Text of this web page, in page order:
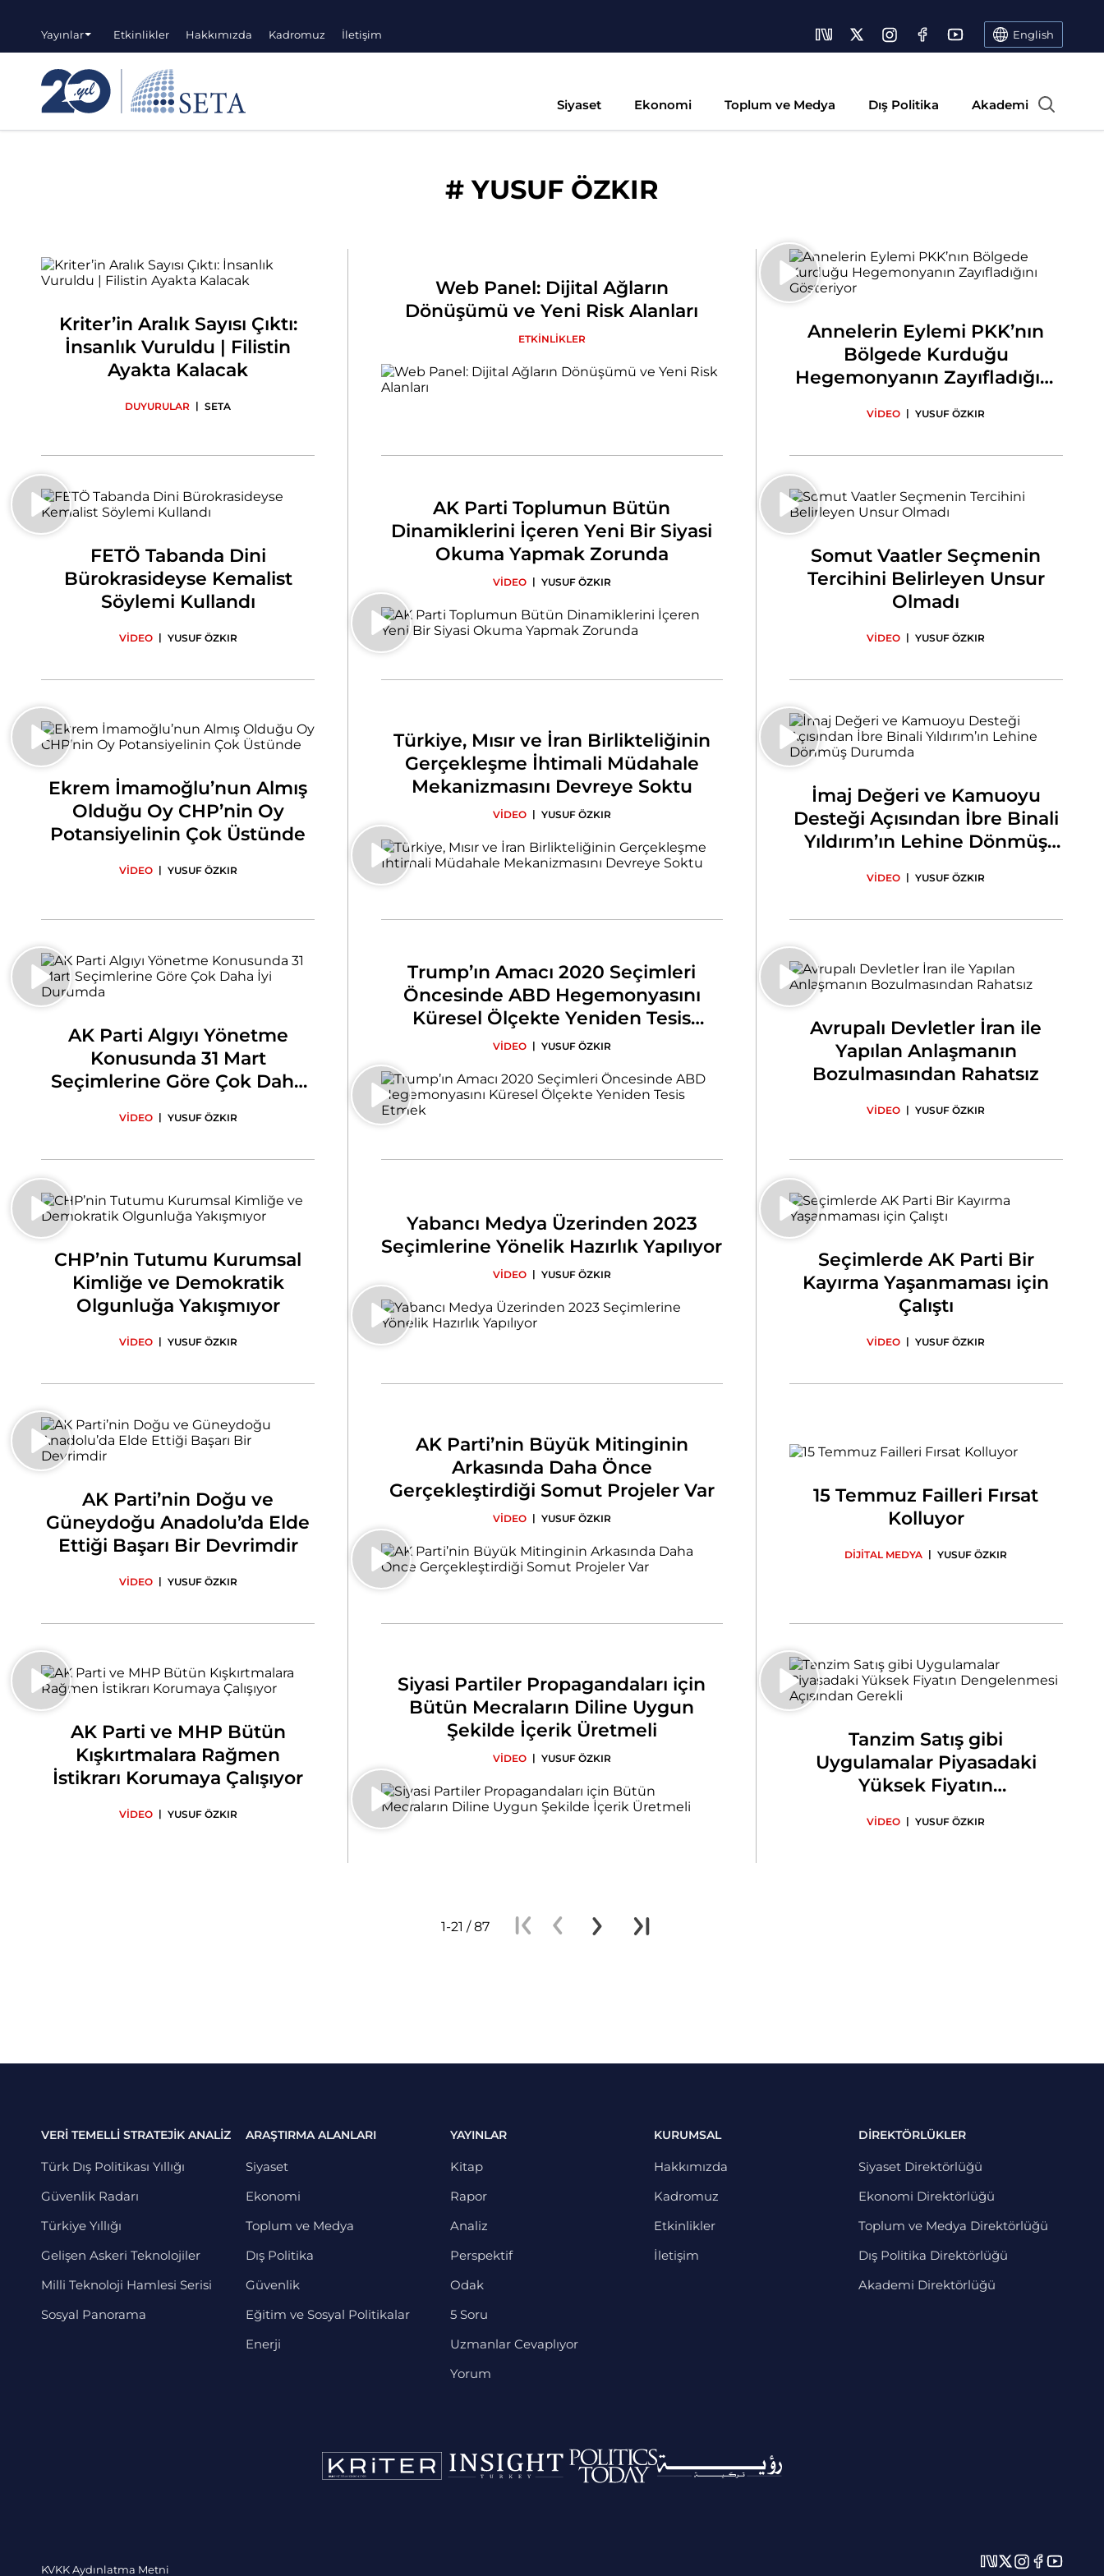
Yayınlar Etkinlikler Hakkımızda Kadromuz İletişim English
Siyaset Ekonomi Toplum ve Medya Dış Politika Akademi
# YUSUF ÖZKIR
Kriter’in Aralık Sayısı Çıktı:
İnsanlık Vuruldu | Filistin
Ayakta Kalacak
DUYURULAR | SETA
Web Panel: Dijital Ağların
Dönüşümü ve Yeni Risk Alanları
ETKİNLİKLER
Annelerin Eylemi PKK’nın
Bölgede Kurduğu
Hegemonyanın Zayıfladığını
VİDEO | YUSUF ÖZKIR
FETÖ Tabanda Dini
Bürokrasideyse Kemalist
Söylemi Kullandı
VİDEO | YUSUF ÖZKIR
AK Parti Toplumun Bütün
Dinamiklerini İçeren Yeni Bir Siyasi
Okuma Yapmak Zorunda
VİDEO | YUSUF ÖZKIR
Somut Vaatler Seçmenin
Tercihini Belirleyen Unsur
Olmadı
VİDEO | YUSUF ÖZKIR
Ekrem İmamoğlu’nun Almış
Olduğu Oy CHP’nin Oy
Potansiyelinin Çok Üstünde
VİDEO | YUSUF ÖZKIR
Türkiye, Mısır ve İran Birlikteliğinin
Gerçekleşme İhtimali Müdahale
Mekanizmasını Devreye Soktu
VİDEO | YUSUF ÖZKIR
İmaj Değeri ve Kamuoyu
Desteği Açısından İbre Binali
Yıldırım’ın Lehine Dönmüş
VİDEO | YUSUF ÖZKIR
AK Parti Algıyı Yönetme
Konusunda 31 Mart
Seçimlerine Göre Çok Daha
VİDEO | YUSUF ÖZKIR
Trump’ın Amacı 2020 Seçimleri
Öncesinde ABD Hegemonyasını
Küresel Ölçekte Yeniden Tesis
Etmek
VİDEO | YUSUF ÖZKIR
Avrupalı Devletler İran ile
Yapılan Anlaşmanın
Bozulmasından Rahatsız
VİDEO | YUSUF ÖZKIR
CHP’nin Tutumu Kurumsal
Kimliğe ve Demokratik
Olgunluğa Yakışmıyor
VİDEO | YUSUF ÖZKIR
Yabancı Medya Üzerinden 2023
Seçimlerine Yönelik Hazırlık Yapılıyor
VİDEO | YUSUF ÖZKIR
Seçimlerde AK Parti Bir
Kayırma Yaşanmaması için
Çalıştı
VİDEO | YUSUF ÖZKIR
AK Parti’nin Doğu ve
Güneydoğu Anadolu’da Elde
Ettiği Başarı Bir Devrimdir
VİDEO | YUSUF ÖZKIR
AK Parti’nin Büyük Mitinginin
Arkasında Daha Önce
Gerçekleştirdiği Somut Projeler Var
VİDEO | YUSUF ÖZKIR
15 Temmuz Failleri Fırsat
Kolluyor
DİJİTAL MEDYA | YUSUF ÖZKIR
AK Parti ve MHP Bütün
Kışkırtmalara Rağmen
İstikrarı Korumaya Çalışıyor
VİDEO | YUSUF ÖZKIR
Siyasi Partiler Propagandaları için
Bütün Mecraların Diline Uygun
Şekilde İçerik Üretmeli
VİDEO | YUSUF ÖZKIR
Tanzim Satış gibi
Uygulamalar Piyasadaki
Yüksek Fiyatın
Gerekli
VİDEO | YUSUF ÖZKIR
1-21 / 87
VERİ TEMELLİ STRATEJİK ANALİZ
Türk Dış Politikası Yıllığı
Güvenlik Radarı
Türkiye Yıllığı
Gelişen Askeri Teknolojiler
Milli Teknoloji Hamlesi Serisi
Sosyal Panorama
ARAŞTIRMA ALANLARI
Siyaset
Ekonomi
Toplum ve Medya
Dış Politika
Güvenlik
Eğitim ve Sosyal Politikalar
Enerji
YAYINLAR
Kitap
Rapor
Analiz
Perspektif
Odak
5 Soru
Uzmanlar Cevaplıyor
Yorum
KURUMSAL
Hakkımızda
Kadromuz
Etkinlikler
İletişim
DİREKTÖRLÜKLER
Siyaset Direktörlüğü
Ekonomi Direktörlüğü
Toplum ve Medya Direktörlüğü
Dış Politika Direktörlüğü
Akademi Direktörlüğü
KVKK Aydınlatma Metni